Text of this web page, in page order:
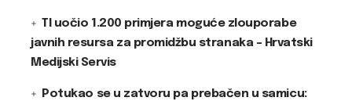
TI uočio 1.200 primjera moguće zlouporabe
javnih resursa za promidžbu stranaka – Hrvatski
Medijski Servis
Potukao se u zatvoru pa prebačen u samicu: